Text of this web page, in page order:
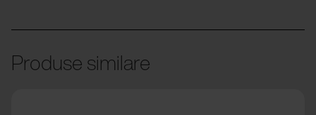
Produse similare